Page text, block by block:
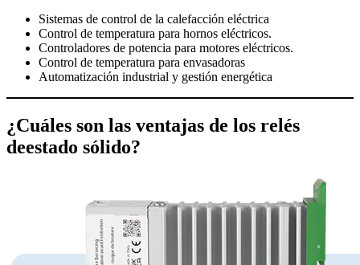
Sistemas de control de la calefacción eléctrica
Control de temperatura para hornos eléctricos.
Controladores de potencia para motores eléctricos.
Control de temperatura para envasadoras
Automatización industrial y gestión energética
¿Cuáles son las ventajas de los relés
deestado sólido?